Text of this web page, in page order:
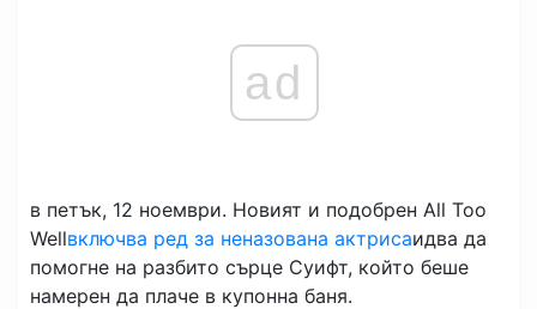
ad
в петък, 12 ноември. Новият и подобрен All Too
Wellвключва ред за неназована актрисаидва да
помогне на разбито сърце Суифт, който беше
намерен да плаче в купонна баня.